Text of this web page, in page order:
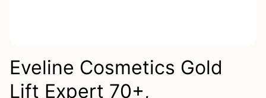
Eveline Cosmetics Gold
Lift Expert 70+,